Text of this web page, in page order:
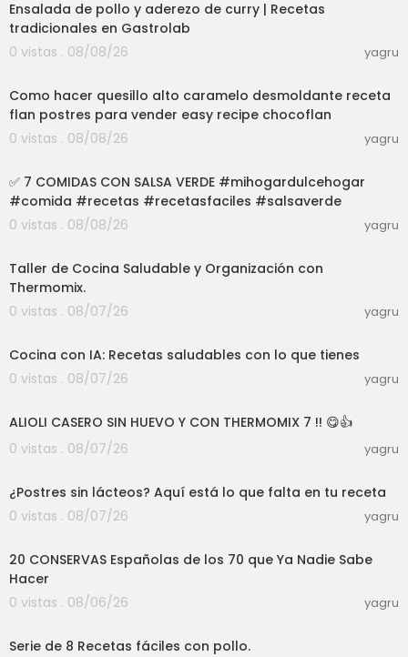
Ensalada de pollo y aderezo de curry | Recetas
tradicionales en Gastrolab
0 vistas . 08/08/26
yagru
Como hacer quesillo alto caramelo desmoldante receta
flan postres para vender easy recipe chocoflan
0 vistas . 08/08/26
yagru
✅️ 7 COMIDAS CON SALSA VERDE #mihogardulcehogar
#comida #recetas #recetasfaciles #salsaverde
0 vistas . 08/08/26
yagru
Taller de Cocina Saludable y Organización con
Thermomix.
0 vistas . 08/07/26
yagru
Cocina con IA: Recetas saludables con lo que tienes
0 vistas . 08/07/26
yagru
ALIOLI CASERO SIN HUEVO Y CON THERMOMIX 7 !! 😋👍
0 vistas . 08/07/26
yagru
¿Postres sin lácteos? Aquí está lo que falta en tu receta
0 vistas . 08/07/26
yagru
20 CONSERVAS Españolas de los 70 que Ya Nadie Sabe
Hacer
0 vistas . 08/06/26
yagru
Serie de 8 Recetas fáciles con pollo.